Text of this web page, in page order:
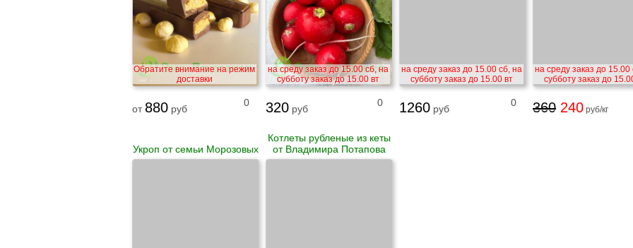
Обратите внимание на режим
доставки
от 880 руб
0
на среду заказ до 15.00 сб, на
субботу заказ до 15.00 вт
320 руб
0
на среду заказ до 15.00 сб, на
субботу заказ до 15.00 вт
1260 руб
0
на среду заказ до 15.00
субботу заказ до
360 240 руб/кг
Укроп от семьи Морозовых
Котлеты рубленые из кеты
от Владимира Потапова